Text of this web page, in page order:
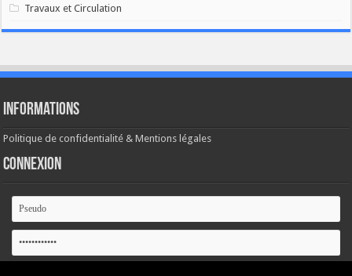
Travaux et Circulation
Informations
Politique de confidentialité & Mentions légales
Connexion